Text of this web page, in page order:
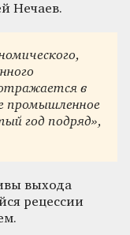
Нечаев.
в
промышленное
год подряд»,
выхода
рецессии